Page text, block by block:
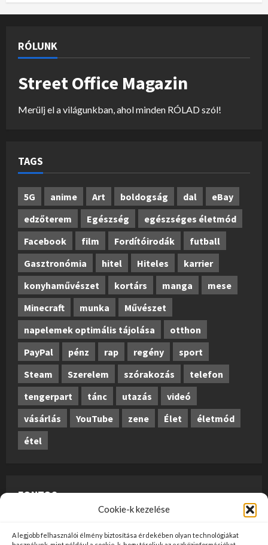
Cookie-k kezelése
A legjobb felhasználói élmény biztosítása érdekében olyan technológiákat
RÓLUNK
Street Office Magazin
Merülj el a világunkban, ahol minden RÓLAD szól!
TAGS
5G anime Art boldogság dal
eBay
edzőterem
Egészség
egészséges életmód
Facebook
film Fordítóirodák
futball
Gasztronómia
hitel Hiteles
karrier
konyhaművészet
kortárs manga
mese
Minecraft
munka
Művészet
napelemek optimális tájolása
otthon
PayPal
pénz rap regény
sport
Steam
Szerelem szórakozás
telefon
tengerpart
tánc utazás
videó
vásárlás
YouTube zene Élet
életmód
étel
FONTOS